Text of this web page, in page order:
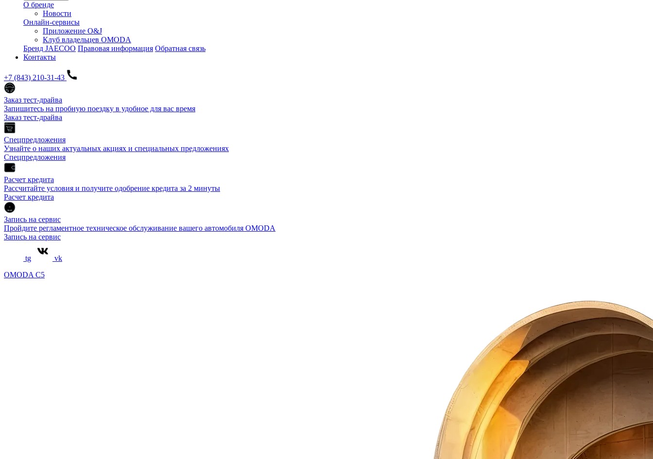
О бренде
Новости
Онлайн-сервисы
Приложение O&J
Клуб владельцев OMODA
Бренд JAECOO Правовая информация Обратная связь
Контакты
+7 (843) 210-31-43
Заказ тест-драйва
Запишитесь на пробную поездку в удобное для вас время
Заказ тест-драйва
Спецпредложения
Узнайте о наших актуальных акциях и специальных предложениях
Спецпредложения
Расчет кредита
Рассчитайте условия и получите одобрение кредита за 2 минуты
Расчет кредита
Запись на сервис
Пройдите регламентное техническое обслуживание вашего автомобиля OMODA
Запись на сервис
tg
vk
OMODA C5